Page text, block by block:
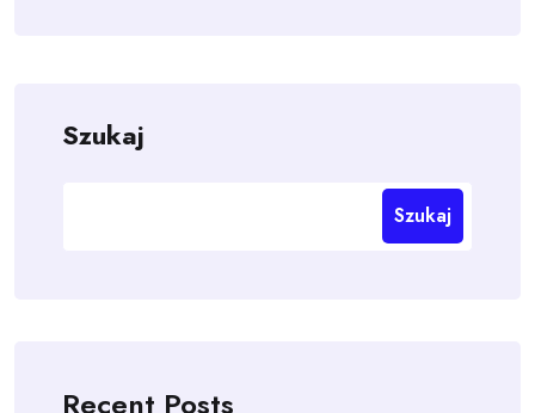
Szukaj
Szukaj
Recent Posts